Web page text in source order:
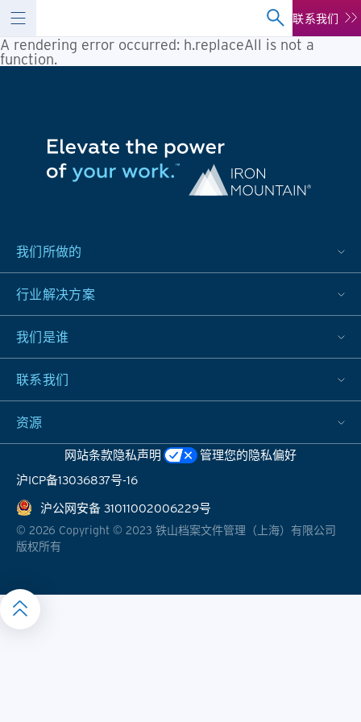
联系我们
A rendering error occurred: h.replaceAll is not a
function.
我们所做的
行业解决方案
我们是谁
联系我们
资源
网站条款隐私声明
管理您的隐私偏好
沪ICP备13036837号-16
沪公网安备 31011002006229号
© 2026 Copyright © 2023 铁山档案文件管理（上海）有限公司
版权所有